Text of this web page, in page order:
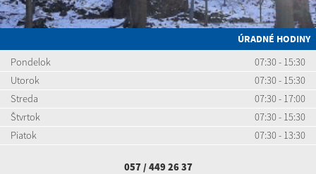
ÚRADNÉ HODINY
Pondelok
07:30 - 15:30
Utorok
07:30 - 15:30
Streda
07:30 - 17:00
Štvrtok
07:30 - 15:30
Piatok
07:30 - 13:30
057 / 449 26 37